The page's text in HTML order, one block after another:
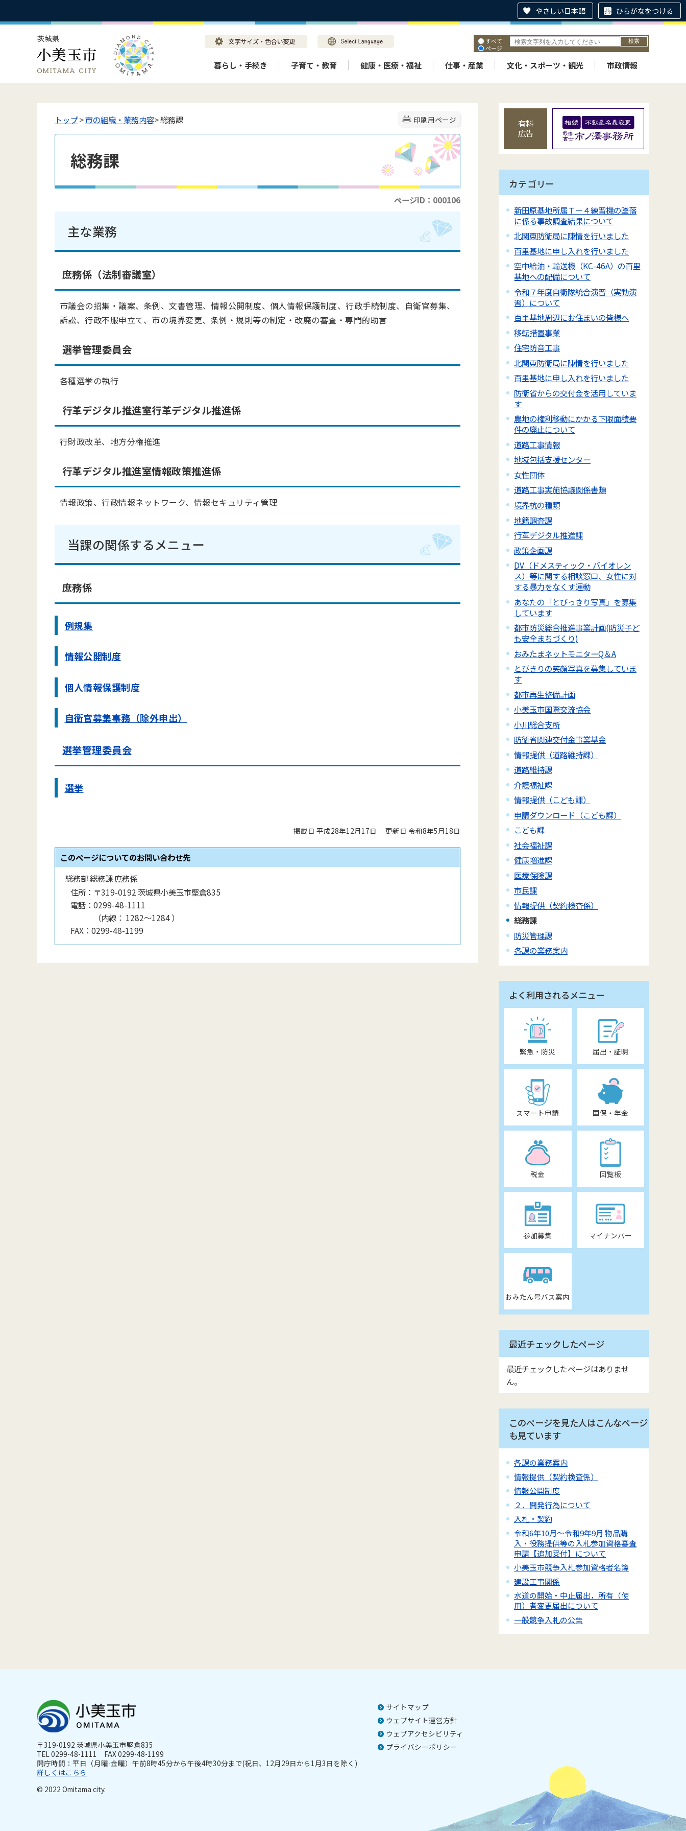
やさしい日本語 ひらがなをつける
すべて
ページ
暮らし・手続き 子育て・教育 健康・医療・福祉 仕事・産業 文化・スポーツ・観光 市政情報
印刷用ページ
トップ>市の組織・業務内容> 総務課
総務課
ページID：000106
主な業務
庶務係（法制審議室）
市議会の招集・議案、条例、文書管理、情報公開制度、個人情報保護制度、行政手続制度、自衛官募集、
訴訟、行政不服申立て、市の境界変更、条例・規則等の制定・改廃の審査・専門的助言
選挙管理委員会
各種選挙の執行
行革デジタル推進室行革デジタル推進係
行財政改革、地方分権推進
行革デジタル推進室情報政策推進係
情報政策、行政情報ネットワーク、情報セキュリティ管理
当課の関係するメニュー
庶務係
例規集
情報公開制度
個人情報保護制度
自衛官募集事務（除外申出）
選挙管理委員会
選挙
掲載日 平成28年12月17日 更新日 令和8年5月18日
このページについてのお問い合わせ先
総務部 総務課 庶務係
住所： 〒319-0192 茨城県小美玉市堅倉835
電話： 0299-48-1111
（内線 ： 1282～1284）
FAX： 0299-48-1199
有料
広告
カテゴリー
新田原基地所属Ｔ－４練習機の墜落
に係る事故調査結果について
北関東防衛局に陳情を行いました
百里基地に申し入れを行いました
空中給油・輸送機（KC-46A）の百里
基地への配備について
令和７年度自衛隊統合演習（実動演
習）について
百里基地周辺にお住まいの皆様へ
移転措置事業
住宅防音工事
北関東防衛局に陳情を行いました
百里基地に申し入れを行いました
防衛省からの交付金を活用していま
す
農地の権利移動にかかる下限面積要
件の廃止について
道路工事情報
地域包括支援センター
女性団体
道路工事実施協議関係書類
境界杭の種類
地籍調査課
行革デジタル推進課
政策企画課
DV（ドメスティック・バイオレン
ス）等に関する相談窓口、女性に対
する暴力をなくす運動
あなたの「とびっきり写真」を募集
しています
都市防災総合推進事業計画(防災子ど
も安全まちづくり)
おみたまネットモニターQ＆A
とびきりの笑顔写真を募集していま
す
都市再生整備計画
小美玉市国際交流協会
小川総合支所
防衛省関連交付金事業基金
情報提供（道路維持課）
道路維持課
介護福祉課
情報提供（こども課）
申請ダウンロード（こども課）
こども課
社会福祉課
健康増進課
医療保険課
市民課
情報提供（契約検査係）
総務課
防災管理課
各課の業務案内
よく利用されるメニュー
緊急・防災 届出・証明
スマート申請 国保・年金
税金 回覧板
参加募集 マイナンバー
おみたん号バス案内
最近チェックしたページ
最近チェックしたページはありませ
ん。
このページを見た人はこんなページ
も見ています
各課の業務案内
情報提供（契約検査係）
情報公開制度
２．開発行為について
入札・契約
令和6年10月～令和9年9月 物品購
入・役務提供等の入札参加資格審査
申請【追加受付】について
小美玉市競争入札参加資格者名簿
建設工事関係
水道の開始・中止届出，所有（使
用）者変更届出について
一般競争入札の公告
サイトマップ
ウェブサイト運営方針
ウェブアクセシビリティ
プライバシーポリシー
〒319-0192 茨城県小美玉市堅倉835
TEL 0299-48-1111 FAX 0299-48-1199
開庁時間：平日（月曜-金曜）午前8時45分から午後4時30分まで(祝日、12月29日から1月3日を除く)
詳しくはこちら
© 2022 Omitama city.